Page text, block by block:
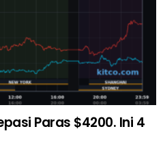
Paras $4200. Ini 4